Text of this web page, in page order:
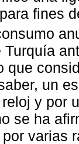
fines
que
un
y por
se ha
varias